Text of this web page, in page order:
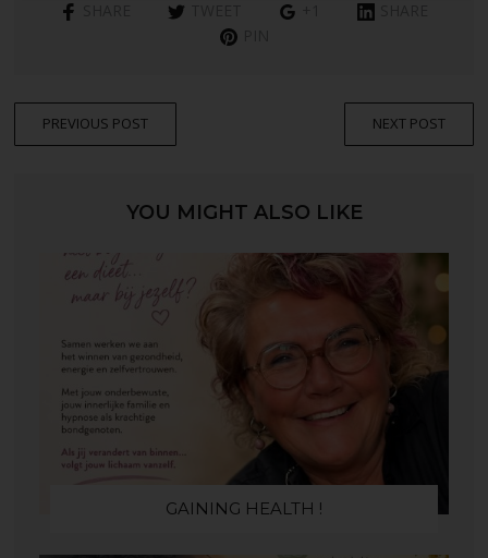
PREVIOUS POST NEXT POST
YOU MIGHT ALSO LIKE
GAINING HEALTH !